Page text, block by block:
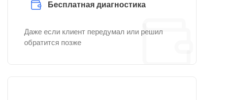
Бесплатная диагностика
Даже если клиент передумал или решил
обратится позже